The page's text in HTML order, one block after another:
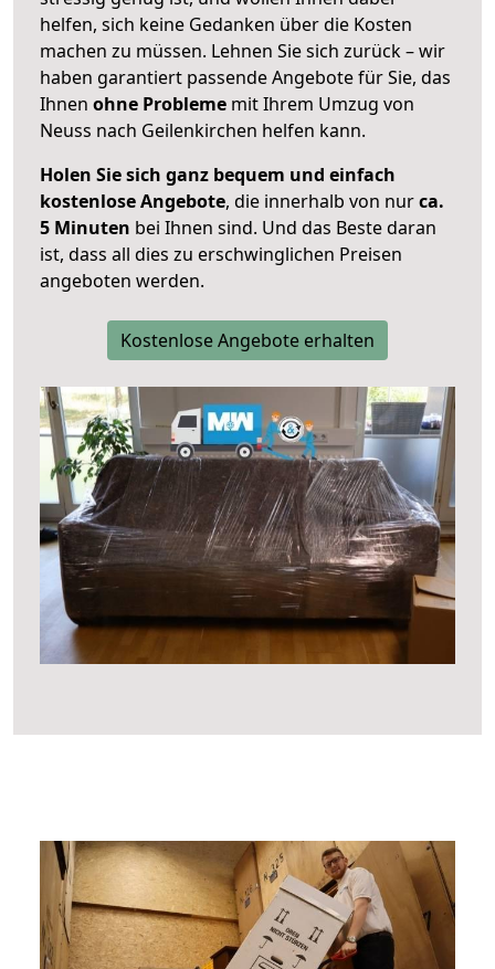
helfen, sich keine Gedanken über die Kosten
machen zu müssen. Lehnen Sie sich zurück – wir
haben garantiert passende Angebote für Sie, das
Ihnen ohne Probleme mit Ihrem Umzug von
Neuss nach Geilenkirchen helfen kann.
Holen Sie sich ganz bequem und einfach
kostenlose Angebote, die innerhalb von nurca.
5 Minuten bei Ihnen sind. Und das Beste daran
ist, dass all dies zu erschwinglichen Preisen
angeboten werden.
Kostenlose Angebote erhalten